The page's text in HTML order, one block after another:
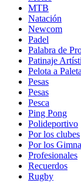
MTB
Natación
Newcom
Padel
Palabra de
Patinaje
Pelota a Paleta
Pesas
Pesas
Pesca
Ping Pong
Polideportivo
Por los clubes
Por los
Profesionales
Recuerdos
Rugby